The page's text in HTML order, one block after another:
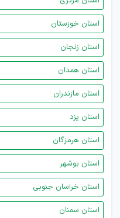
استان خوزستان
استان زنجان
استان همدان
استان مازندران
استان یزد
استان هرمزگان
استان بوشهر
استان خراسان جنوبی
استان سمنان